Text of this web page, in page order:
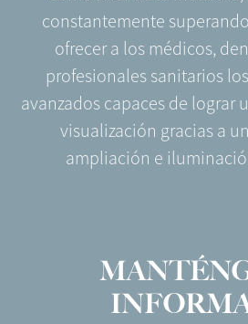
constantemente
ofrecer a los médicos,
profesionales sanitarios
avanzados capaces de lograr
visualización gracias a
ampliación e